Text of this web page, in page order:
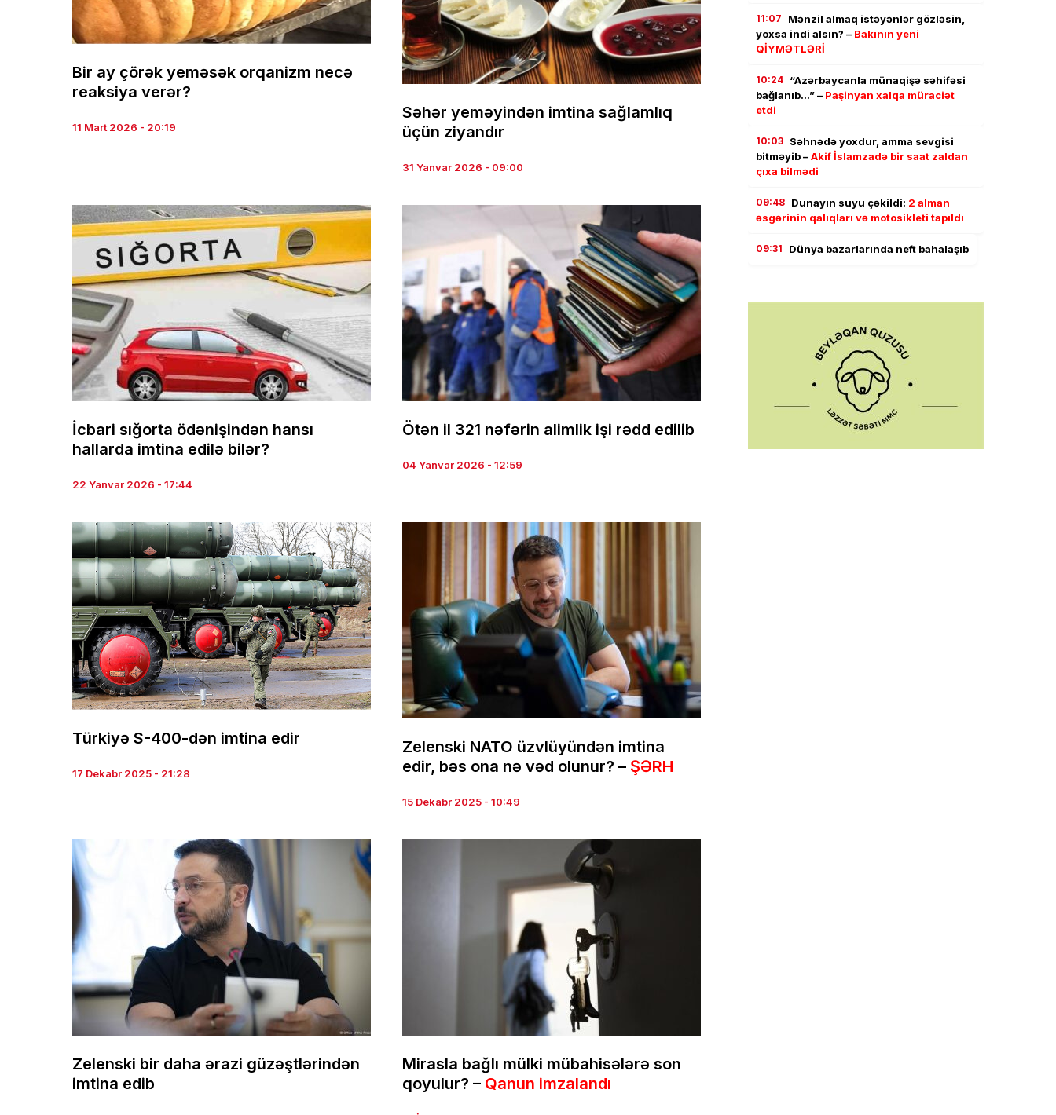
Bir ay çörək yeməsək orqanizm necə
reaksiya verər?
11 Mart 2026 - 20:19
Səhər yeməyindən imtina sağlamlıq
üçün ziyandır
31 Yanvar 2026 - 09:00
İcbari sığorta ödənişindən hansı
hallarda imtina edilə bilər?
22 Yanvar 2026 - 17:44
Ötən il 321 nəfərin alimlik işi rədd edilib
04 Yanvar 2026 - 12:59
Türkiyə S-400-dən imtina edir
17 Dekabr 2025 - 21:28
Zelenski NATO üzvlüyündən imtina
edir, bəs ona nə vəd olunur? – ŞƏRH
15 Dekabr 2025 - 10:49
Zelenski bir daha ərazi güzəştlərindən
imtina edib
Mirasla bağlı mülki mübahisələrə son
qoyulur? – Qanun imzalandı
11:07
Mənzil almaq istəyənlər gözləsin,
yoxsa indi alsın? – Bakının yeni
QİYMƏTLƏRİ
10:24 “Azərbaycanla münaqişə səhifəsi
bağlanıb…” – Paşinyan xalqa müraciət
etdi
10:03 Səhnədə yoxdur, amma sevgisi
bitməyib –Akif İslamzadə bir saat zaldan
çıxa bilmədi
09:48 Dunayın suyu çəkildi: 2 alman
əsgərinin qalıqları və motosikleti tapıldı
09:31 Dünya bazarlarında neft bahalaşıb